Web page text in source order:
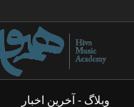
وبلاگ - آخرین اخبار